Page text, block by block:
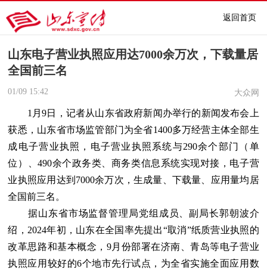
返回首页
山东电子营业执照应用达7000余万次，下载量居
全国前三名
01/09 15:42 大众网
1月9日，记者从山东省政府新闻办举行的新闻发布会上
获悉，山东省市场监管部门为全省1400多万经营主体全部生
成电子营业执照，电子营业执照系统与290余个部门（单
位）、490余个政务类、商务类信息系统实现对接，电子营
业执照应用达到7000余万次，生成量、下载量、应用量均居
全国前三名。
据山东省市场监督管理局党组成员、副局长郭朝波介
绍，2024年初，山东在全国率先提出“取消”纸质营业执照的
改革思路和基本概念，9月份部署在济南、青岛等电子营业
执照应用较好的6个地市先行试点，为全省实施全面应用数